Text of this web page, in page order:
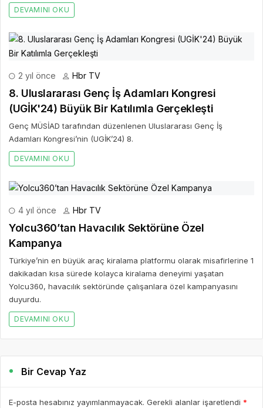
DEVAMINI OKU
2 yıl önce Hbr TV
8. Uluslararası Genç İş Adamları Kongresi
(UGİK'24) Büyük Bir Katılımla Gerçekleşti
Genç MÜSİAD tarafından düzenlenen Uluslararası Genç İş
Adamları Kongresi’nin (UGİK’24) 8.
DEVAMINI OKU
4 yıl önce Hbr TV
Yolcu360’tan Havacılık Sektörüne Özel
Kampanya
Türkiye’nin en büyük araç kiralama platformu olarak misafirlerine 1
dakikadan kısa sürede kolayca kiralama deneyimi yaşatan
Yolcu360, havacılık sektöründe çalışanlara özel kampanyasını
duyurdu.
DEVAMINI OKU
Bir Cevap Yaz
E-posta hesabınız yayımlanmayacak. Gerekli alanlar işaretlendi *